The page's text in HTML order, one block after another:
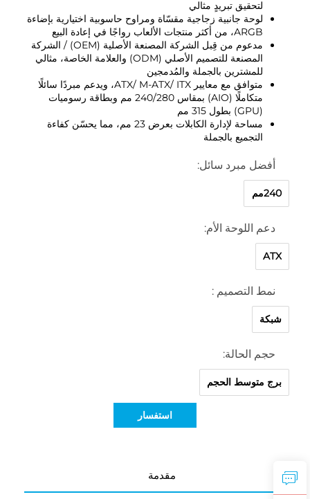
لتحقيق تبريدٍ مثالي
لوحة جانبية زجاجية مقسّاة ومراوح حاسوبية اختيارية بإضاءة
ARGB، من أكثر منتجات الألعاب رواجًا في إعادة البيع
مدعوم من قِبل الشركة المصنعة الأصلية (OEM) / الشركة
المصنعة للتصميم الأصلي (ODM) والعلامة الخاصة، مثالي
للمشترين بالجملة والمُدمجين
متوافق مع معايير ATX/ M-ATX/ ITX، ويدعم مبردًا سائلًا
متكاملًا (AIO) بمقاس 240/280 مم وبطاقة رسوميات
(GPU) بطول 315 مم
مساحة لإدارة الكابلات بعرض 23 مم، مما يحسّن كفاءة
التجميع بالجملة
أفضل مبرد سائل:
240مم
دعم اللوحة الأم:
ATX
نمط التصميم :
شبكة
حجم الحالة:
برج متوسط الحجم
استفسار
مقدمة